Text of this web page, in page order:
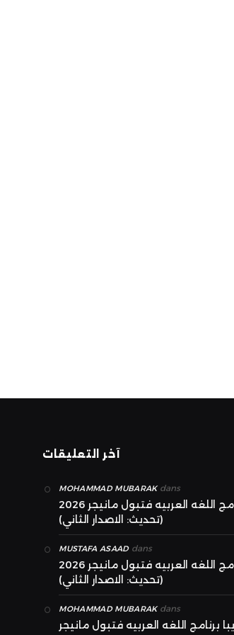
آخر التعليقات
MOHAMMAD MUBARAKdans
الان حصريا: برنامج اللغه العربيه فتبول مانيجر 2026
(تحديث: الاصدار الثاني)
MUSTAFA ASAADdans
الان حصريا: برنامج اللغه العربيه فتبول مانيجر 2026
(تحديث: الاصدار الثاني)
MOHAMMAD MUBARAKdans